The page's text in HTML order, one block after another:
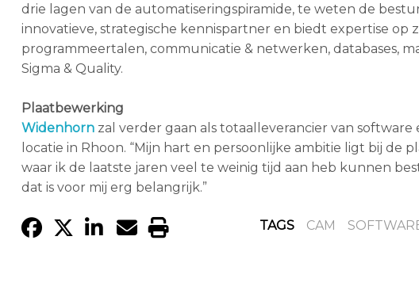
drie lagen van de automatiseringspiramide, te weten de
innovatieve, strategische kennispartner en biedt expertise op
programmeertalen, communicatie & netwerken, databases,
Sigma & Quality.
Plaatbewerking
Widenhornzal verder gaan als totaalleverancier van
locatie in Rhoon. “Mijn hart en persoonlijke ambitie ligt bij de
waar ik de laatste jaren veel te weinig tijd aan heb kunnen
dat is voor mij erg belangrijk.”
TAGS CAM